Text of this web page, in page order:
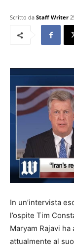
Scritto da Staff Writer
In un’intervista
l’ospite Tim
Maryam Rajavi
attualmente al